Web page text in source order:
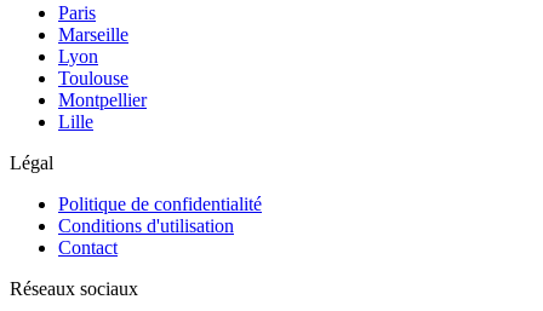
Paris
Marseille
Lyon
Toulouse
Montpellier
Lille
Légal
Politique de confidentialité
Conditions d'utilisation
Contact
Réseaux sociaux